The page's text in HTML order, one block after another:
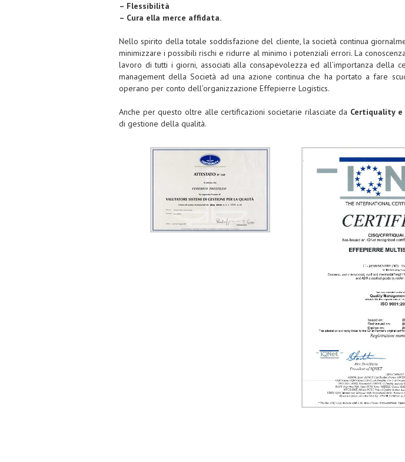
– Flessibilità
– Cura ella merce affidata.
Nello spirito della totale soddisfazione del cliente, la società continua
minimizzare i possibili rischi e ridurre al minimo i potenziali errori. La
lavoro di tutti i giorni, associati alla consapevolezza ed all’importanza della
management della Società ad una azione continua che ha portato a fare
operano per conto dell’organizzazione Effepierre Logistics.
Anche per questo oltre alle certificazioni societarie rilasciate da Certiquality e
di gestione della qualità.